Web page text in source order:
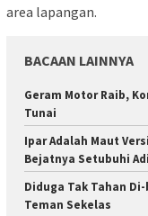
area lapangan.
BACAAN LAINNYA
Geram Motor Raib,
Tunai
Ipar Adalah Maut
Bejatnya Setubuhi
Diduga Tak Tahan
Teman Sekelas